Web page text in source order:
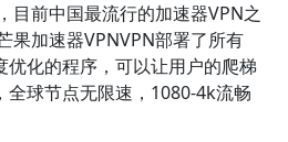
目前中国最流行的加速器VPN之
果加速器VPNVPN部署了所有
优化的程序，可以让用户的爬梯
全球节点无限速，1080-4k流畅